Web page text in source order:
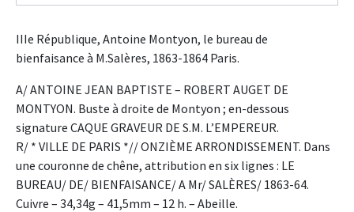
IIIe République, Antoine Montyon, le bureau de
bienfaisance à M.Salères, 1863-1864 Paris.
A/ ANTOINE JEAN BAPTISTE – ROBERT AUGET DE
MONTYON. Buste à droite de Montyon ; en-dessous
signature CAQUE GRAVEUR DE S.M. L’EMPEREUR.
R/ * VILLE DE PARIS *// ONZIÈME ARRONDISSEMENT. Dans
une couronne de chêne, attribution en six lignes : LE
BUREAU/ DE/ BIENFAISANCE/ A Mr/ SALÈRES/ 1863-64.
Cuivre – 34,34g – 41,5mm – 12 h. – Abeille.